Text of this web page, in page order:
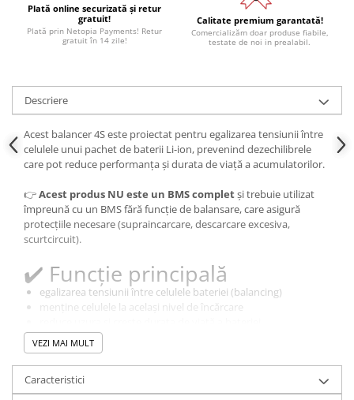
Convertoare DC-DC
Invertoare DC-AC
Aparate de masura si testare
Scule manuale si electrice
Lipit si accesorii lipit
Cabluri, conectori si izolatie
Module Peltier, racire si
incalzire
Echipamente si accesorii banc
Cabluri si conectori
Cabluri si adaptoare
terminale
Componente electronice
Rezistente si termistori
Plată online securizată și retur
gratuit!
Plată prin Netopia Payments! Retur
gratuit în 14 zile!
Calitate premium garantată!
Comercializăm doar produse fiabile,
testate de noi in prealabil.
Descriere
Acest balancer 4S este proiectat pentru egalizarea tensiunii între
celulele unui pachet de baterii Li-ion, prevenind dezechilibrele
care pot reduce performanța și durata de viață a acumulatorilor.
👉Acest produs NU este un BMS completși trebuie utilizat
împreună cu un BMS fără funcție de balansare, care asigură
protecțiile necesare (supraincarcare, descarcare excesiva,
scurtcircuit).
✔️ Funcție principală
egalizarea tensiunii între celulele bateriei (balancing)
menține celulele la același nivel de încărcare
✔️ Specificații tehnice
VEZI MAI MULT
Caracteristici